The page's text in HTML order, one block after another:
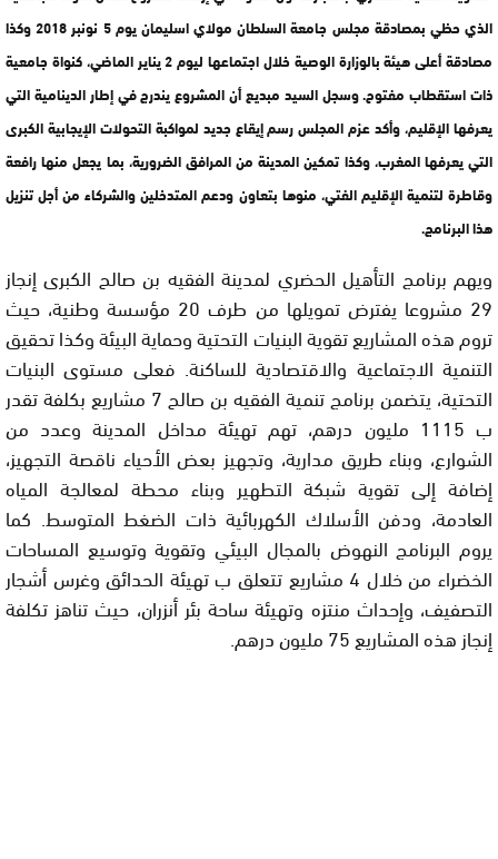
الذي حظي بمصادقة مجلس جامعة السلطان مولاي اسليمان يوم 5 نونبر 2018 وكذا
مصادقة أعلى هيئة بالوزارة الوصية خلال اجتماعها ليوم 2 يناير الماضي، كنواة جامعية
ذات استقطاب مفتوح. وسجل السيد مبديع أن المشروع يندرج في إطار الدينامية التي
يعرفها الإقليم، وأكد عزم المجلس رسم إيقاع جديد لمواكبة التحولات الإيجابية الكبرى
التي يعرفها المغرب، وكذا تمكين المدينة من المرافق الضرورية، بما يجعل منها رافعة
وقاطرة لتنمية الإقليم الفتي، منوها بتعاون ودعم المتدخلين والشركاء من أجل تنزيل
هذا البرنامج.
ويهم برنامج التأهيل الحضري لمدينة الفقيه بن صالح الكبرى إنجاز
29 مشروعا يفترض تمويلها من طرف 20 مؤسسة وطنية، حيث
تروم هذه المشاريع تقوية البنيات التحتية وحماية البيئة وكذا تحقيق
التنمية الاجتماعية والاقتصادية للساكنة. فعلى مستوى البنيات
التحتية، يتضمن برنامج تنمية الفقيه بن صالح 7 مشاريع بكلفة تقدر
ب 1115 مليون درهم، تهم تهيئة مداخل المدينة وعدد من
الشوارع، وبناء طريق مدارية، وتجهيز بعض الأحياء ناقصة التجهيز،
إضافة إلى تقوية شبكة التطهير وبناء محطة لمعالجة المياه
العادمة، ودفن الأسلاك الكهربائية ذات الضغط المتوسط. كما
يروم البرنامج النهوض بالمجال البيئي وتقوية وتوسيع المساحات
الخضراء من خلال 4 مشاريع تتعلق ب تهيئة الحدائق وغرس أشجار
التصفيف، وإحداث منتزه وتهيئة ساحة بئر أنزران، حيث تناهز تكلفة
إنجاز هذه المشاريع 75 مليون درهم.